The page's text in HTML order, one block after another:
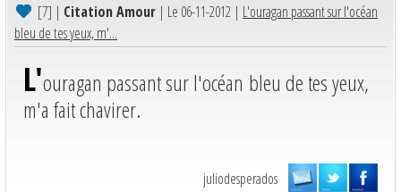
[7] | Citation Amour | Le 06-11-2012 | L'ouragan passant sur l'océan
bleu de tes yeux, m'...
L'ouragan passant sur l'océan bleu de tes yeux,
m'a fait chavirer.
juliodesperados